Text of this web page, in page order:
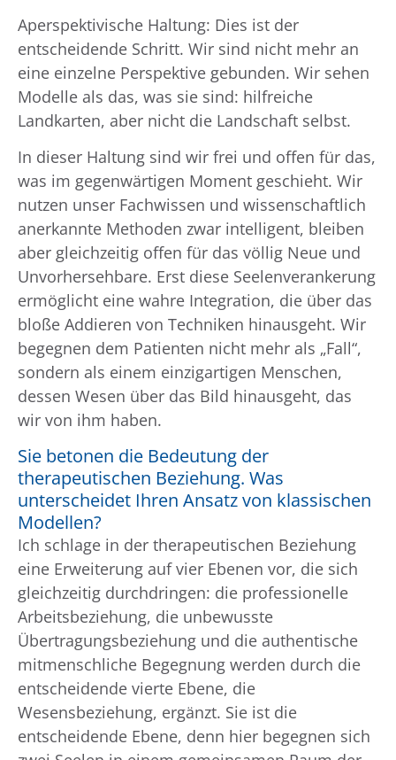
Aperspektivische Haltung: Dies ist der
entscheidende Schritt. Wir sind nicht mehr an
eine einzelne Perspektive gebunden. Wir sehen
Modelle als das, was sie sind: hilfreiche
Landkarten, aber nicht die Landschaft selbst.
In dieser Haltung sind wir frei und offen für das,
was im gegenwärtigen Moment geschieht. Wir
nutzen unser Fachwissen und wissenschaftlich
anerkannte Methoden zwar intelligent, bleiben
aber gleichzeitig offen für das völlig Neue und
Unvorhersehbare. Erst diese Seelenverankerung
ermöglicht eine wahre Integration, die über das
bloße Addieren von Techniken hinausgeht. Wir
begegnen dem Patienten nicht mehr als „Fall“,
sondern als einem einzigartigen Menschen,
dessen Wesen über das Bild hinausgeht, das
wir von ihm haben.
Sie betonen die Bedeutung der
therapeutischen Beziehung. Was
unterscheidet Ihren Ansatz von klassischen
Modellen?
Ich schlage in der therapeutischen Beziehung
eine Erweiterung auf vier Ebenen vor, die sich
gleichzeitig durchdringen: die professionelle
Arbeitsbeziehung, die unbewusste
Übertragungsbeziehung und die authentische
mitmenschliche Begegnung werden durch die
entscheidende vierte Ebene, die
Wesensbeziehung, ergänzt. Sie ist die
entscheidende Ebene, denn hier begegnen sich